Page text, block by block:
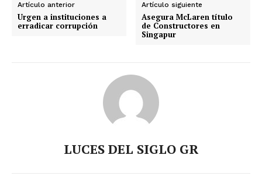
Artículo anterior
Urgen a instituciones a
erradicar corrupción
Artículo siguiente
Asegura McLaren título
de Constructores en
Singapur
LUCES DEL SIGLO GR